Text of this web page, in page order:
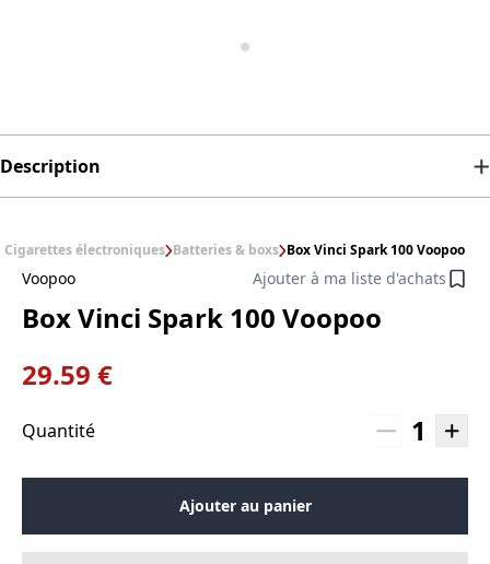
Description
Cigarettes électroniques Batteries & boxs Box Vinci Spark 100 Voopoo
Voopoo Ajouter à ma liste d'achats
Box Vinci Spark 100 Voopoo
29.59 €
Quantité 1
Ajouter au panier